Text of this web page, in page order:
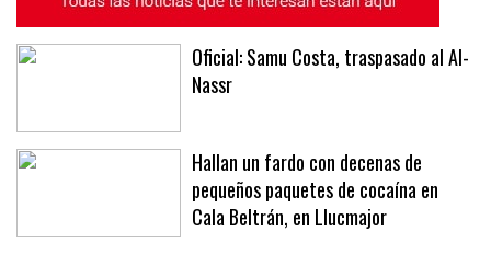
Oficial: Samu Costa, traspasado al Al-
Nassr
Hallan un fardo con decenas de
pequeños paquetes de cocaína en
Cala Beltrán, en Llucmajor